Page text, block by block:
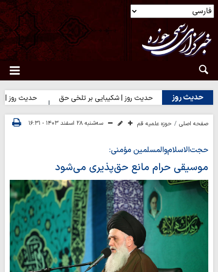
حدیث روزانسان حدیث روز | شکیبایی بر تلخی حق حدیث روز | استغفار
صفحه اصلی حوزه علمیه قم سه‌شنبه ۲۸ اسفند ۱۴۰۳ - ۱۶:۳۱
حجت‌الاسلام‌والمسلمین مؤمنی:
موسیقی حرام مانع حق‌پذیری می‌شود